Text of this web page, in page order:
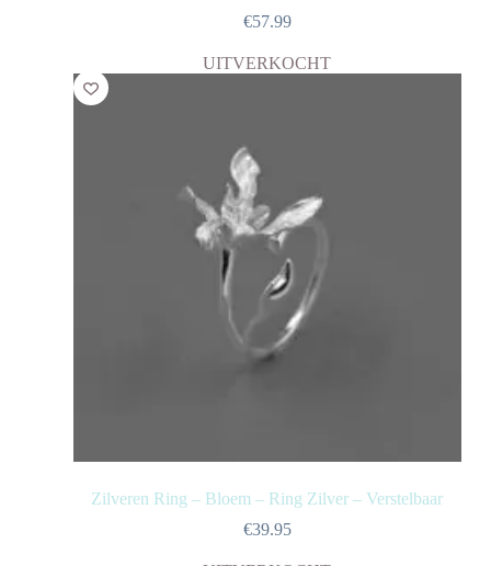
€57.99
UITVERKOCHT
Zilveren Ring – Bloem – Ring Zilver – Verstelbaar
€39.95